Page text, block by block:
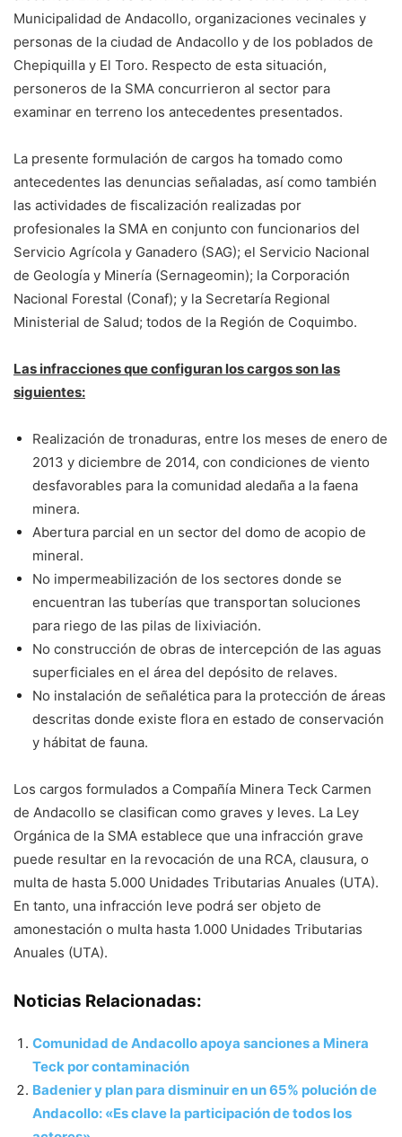
Municipalidad de Andacollo, organizaciones vecinales y
personas de la ciudad de Andacollo y de los poblados de
Chepiquilla y El Toro. Respecto de esta situación,
personeros de la SMA concurrieron al sector para
examinar en terreno los antecedentes presentados.
La presente formulación de cargos ha tomado como
antecedentes las denuncias señaladas, así como también
las actividades de fiscalización realizadas por
profesionales la SMA en conjunto con funcionarios del
Servicio Agrícola y Ganadero (SAG); el Servicio Nacional
de Geología y Minería (Sernageomin); la Corporación
Nacional Forestal (Conaf); y la Secretaría Regional
Ministerial de Salud; todos de la Región de Coquimbo.
Las infracciones que configuran los cargos son las
siguientes:
Realización de tronaduras, entre los meses de enero de
2013 y diciembre de 2014, con condiciones de viento
desfavorables para la comunidad aledaña a la faena
minera.
Abertura parcial en un sector del domo de acopio de
mineral.
No impermeabilización de los sectores donde se
encuentran las tuberías que transportan soluciones
para riego de las pilas de lixiviación.
No construcción de obras de intercepción de las aguas
superficiales en el área del depósito de relaves.
No instalación de señalética para la protección de áreas
descritas donde existe flora en estado de conservación
y hábitat de fauna.
Los cargos formulados a Compañía Minera Teck Carmen
de Andacollo se clasifican como graves y leves. La Ley
Orgánica de la SMA establece que una infracción grave
puede resultar en la revocación de una RCA, clausura, o
multa de hasta 5.000 Unidades Tributarias Anuales (UTA).
En tanto, una infracción leve podrá ser objeto de
amonestación o multa hasta 1.000 Unidades Tributarias
Anuales (UTA).
Noticias Relacionadas:
Comunidad de Andacollo apoya sanciones a Minera
Teck por contaminación
Badenier y plan para disminuir en un 65% polución de
Andacollo: «Es clave la participación de todos los